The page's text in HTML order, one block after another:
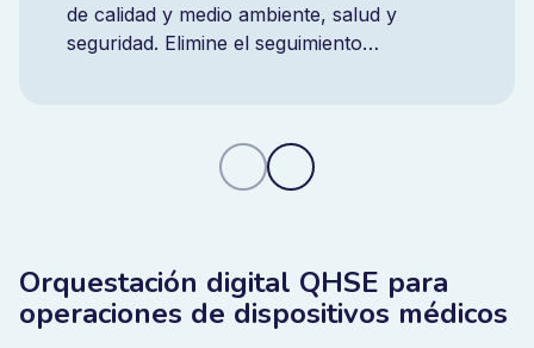
de calidad y medio ambiente, salud y
seguridad. Elimine el seguimiento
Orquestación digital QHSE para
operaciones de dispositivos médicos